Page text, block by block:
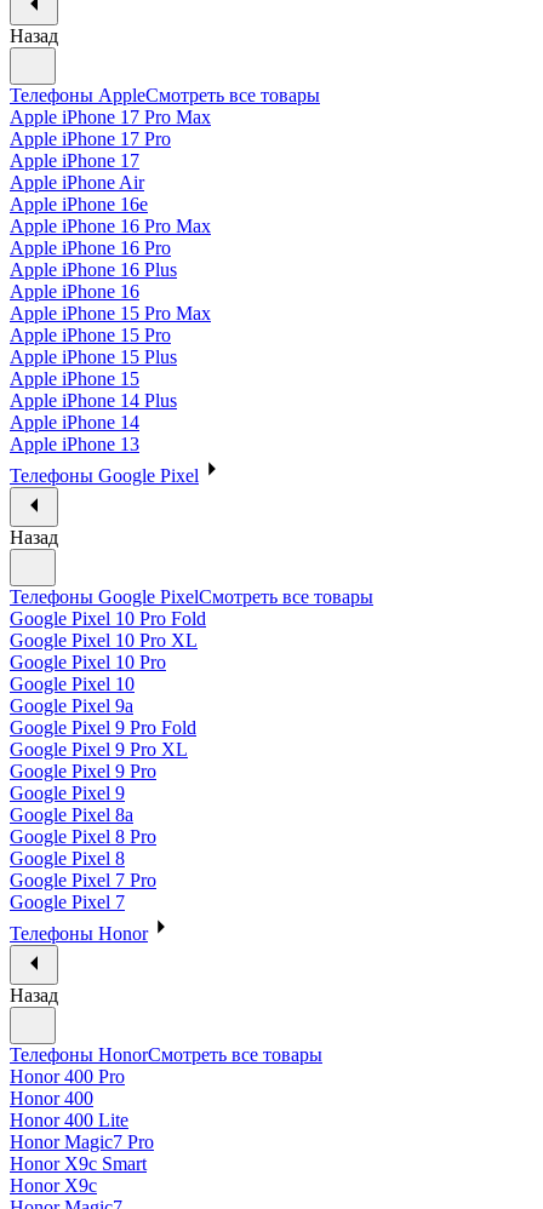
Назад
Телефоны AppleСмотреть все товары
Apple iPhone 17 Pro Max
Apple iPhone 17 Pro
Apple iPhone 17
Apple iPhone Air
Apple iPhone 16e
Apple iPhone 16 Pro Max
Apple iPhone 16 Pro
Apple iPhone 16 Plus
Apple iPhone 16
Apple iPhone 15 Pro Max
Apple iPhone 15 Pro
Apple iPhone 15 Plus
Apple iPhone 15
Apple iPhone 14 Plus
Apple iPhone 14
Apple iPhone 13
Телефоны Google Pixel
Назад
Телефоны Google PixelСмотреть все товары
Google Pixel 10 Pro Fold
Google Pixel 10 Pro XL
Google Pixel 10 Pro
Google Pixel 10
Google Pixel 9a
Google Pixel 9 Pro Fold
Google Pixel 9 Pro XL
Google Pixel 9 Pro
Google Pixel 9
Google Pixel 8a
Google Pixel 8 Pro
Google Pixel 8
Google Pixel 7 Pro
Google Pixel 7
Телефоны Honor
Назад
Телефоны HonorСмотреть все товары
Honor 400 Pro
Honor 400
Honor 400 Lite
Honor Magic7 Pro
Honor X9c Smart
Honor X9c